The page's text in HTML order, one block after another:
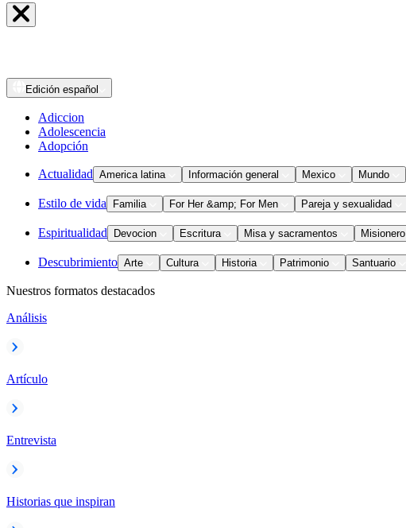
Edición español
Adiccion
Adolescencia
Adopción
Actualidad America latina Información general Mexico Mundo
Estilo de vida Familia For Her &amp; For Men Pareja y sexualidad
Espiritualidad Devocion Escritura Misa y sacramentos Misionero
Descubrimiento Arte Cultura Historia Patrimonio Santuario
Nuestros formatos destacados
Análisis
Artículo
Entrevista
Historias que inspiran